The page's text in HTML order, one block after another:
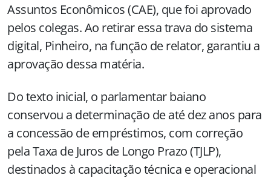
Assuntos Econômicos (CAE), que foi aprovado
pelos colegas. Ao retirar essa trava do sistema
digital, Pinheiro, na função de relator, garantiu a
aprovação dessa matéria.
Do texto inicial, o parlamentar baiano
conservou a determinação de até dez anos para
a concessão de empréstimos, com correção
pela Taxa de Juros de Longo Prazo (TJLP),
destinados à capacitação técnica e operacional